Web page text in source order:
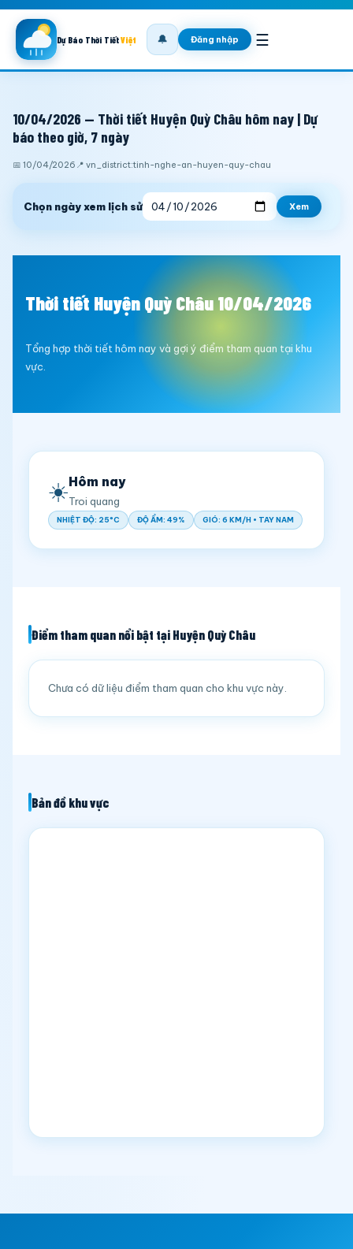
Dự Báo Thời TiếtViệt 🔔 Đăng nhập ☰
10/04/2026 — Thời tiết Huyện Quỳ Châu hôm nay | Dự
báo theo giờ, 7 ngày
📅 10/04/2026 📍 vn_district:tinh-nghe-an-huyen-quy-chau
Chọn ngày xem lịch sử Xem
Thời tiết Huyện Quỳ Châu 10/04/2026
Tổng hợp thời tiết hôm nay và gợi ý điểm tham quan tại khu
vực.
☀️Hôm nay
Troi quang
NHIỆT ĐỘ: 25°C ĐỘ ẨM: 49% GIÓ: 6 KM/H • TAY NAM
Điểm tham quan nổi bật tại Huyện Quỳ Châu
Chưa có dữ liệu điểm tham quan cho khu vực này.
Bản đồ khu vực